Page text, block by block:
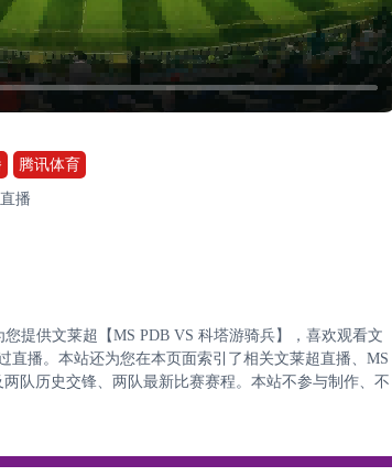
腾讯体育
播
您提供文莱超【MS PDB VS 科塔游骑兵】，喜欢观看文
直播。本站还为您在本页面索引了相关文莱超直播、MS
队历史交锋、两队最新比赛赛程。本站不参与制作、不